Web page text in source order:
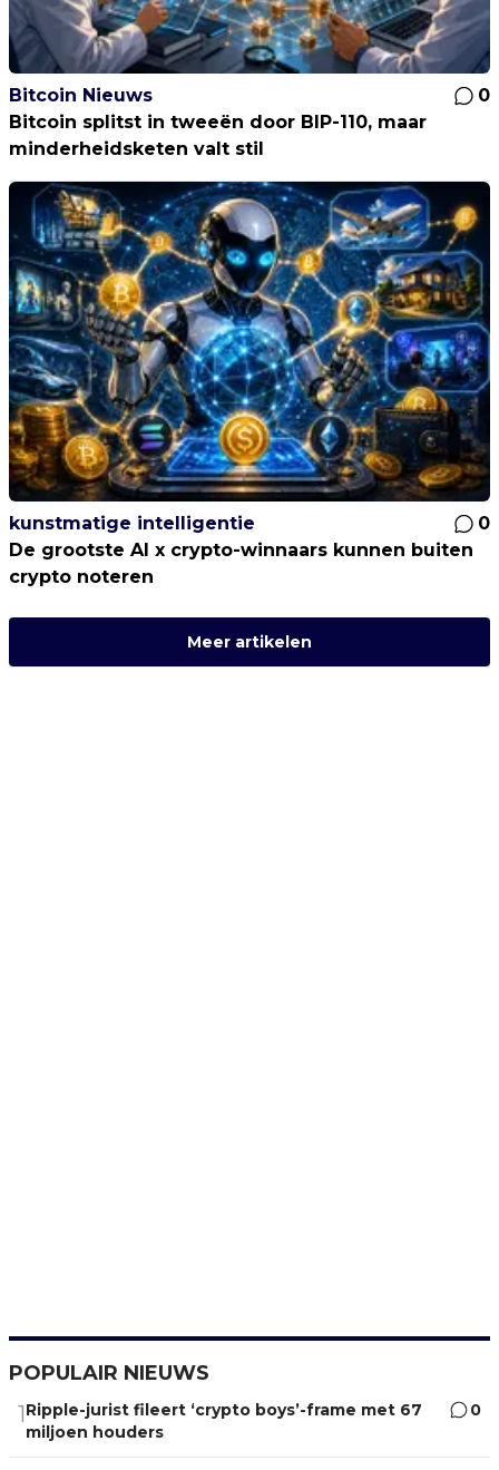
Bitcoin Nieuws
0
Bitcoin splitst in tweeën door BIP-110, maar
minderheidsketen valt stil
kunstmatige intelligentie
0
De grootste AI x crypto-winnaars kunnen buiten
crypto noteren
Meer artikelen
POPULAIR NIEUWS
1Ripple-jurist fileert ‘crypto boys’-frame met 67
miljoen houders
0